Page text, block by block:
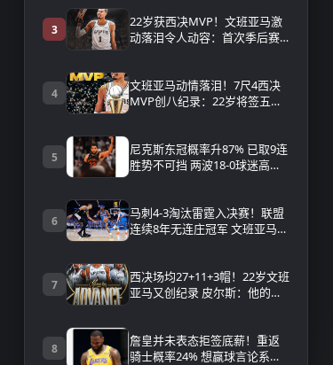
3
22岁获西决MVP！文班亚马激
动落泪令人动容：首次季后赛
4
文班亚马动情落泪！7尺4西决
MVP创八纪录：22岁将签五年
5
尼克斯东冠概率升87% 已取9连
胜势不可挡 两波18-0球迷高呼
6
马刺4-3淘汰雷霆入决赛！联盟
连续8年无连庄冠军 文班亚马泪
7
西决场均27+11+3帽！22岁文班
亚马又创纪录 皮尔斯：他的时
8
詹皇并未表态拒签底薪！重返
骑士概率24% 想赢球言论系坐